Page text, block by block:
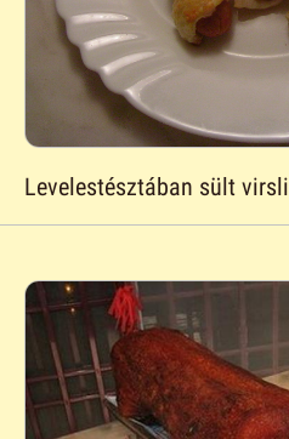
Levelestésztában sült virsli